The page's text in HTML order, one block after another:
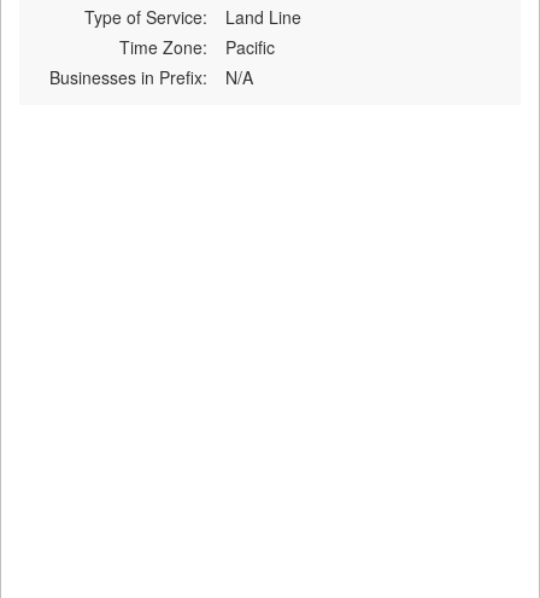
Type of Service:
Land Line
Time Zone:
Pacific
Businesses in Prefix:
N/A